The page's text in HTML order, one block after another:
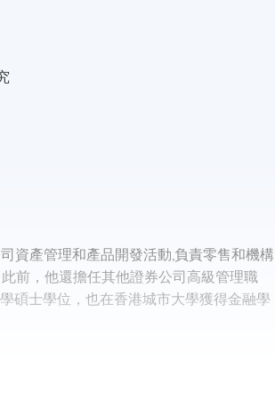
資產管理和產品開發活動,負責零售和機構
前，他還擔任其他證券公司高級管理職
碩士學位，也在香港城市大學獲得金融學